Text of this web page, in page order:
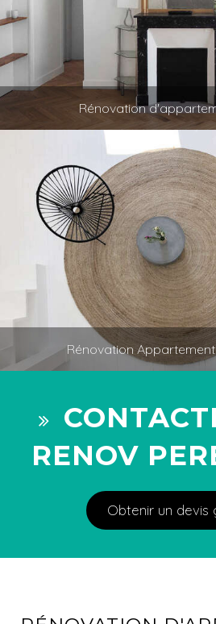
Rénovation
Rénovation
RENOV
Obtenir un devis